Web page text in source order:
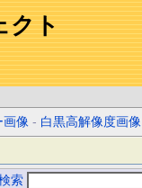
クト
画像 - 白黒高解像度画像
索